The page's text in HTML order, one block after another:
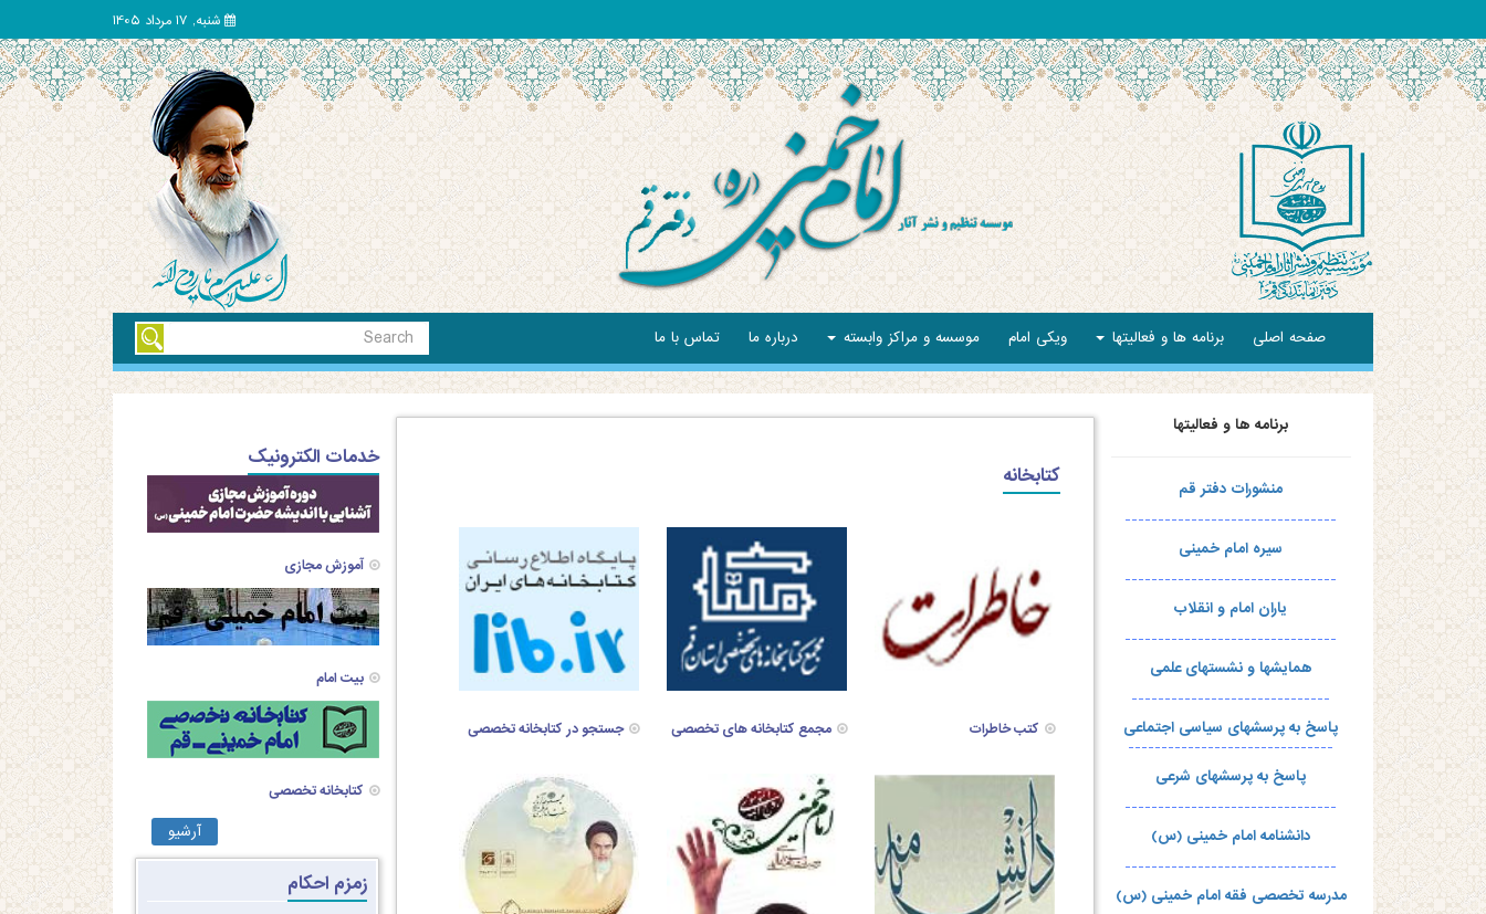
شنبه, 17 مرداد 1405
صفحه اصلی برنامه ها و فعالیتها ویکی امام موسسه و مراکز وابسته درباره ما تماس با ما
برنامه ها و فعالیتها
منشورات دفتر قم
--------------------------------
سیره امام خمینی
--------------------------------
یاران امام و انقلاب
--------------------------------
همایشها و نشستهای علمی
------------------------------
پاسخ به پرسشهای سیاسی اجتماعی
-------------------------------
پاسخ به پرسشهای شرعی
--------------------------------
دانشنامه امام خمینی (س)
--------------------------------
مدرسه تخصصی فقه امام خمینی (س)
کتابخانه
کتب خاطرات مجمع کتابخانه های تخصصی جستجو در کتابخانه تخصصی
خدمات الکترونیک
آرشیو
آموزش مجازی
بیت امام
کتابخانه تخصصی
زمزم احکام